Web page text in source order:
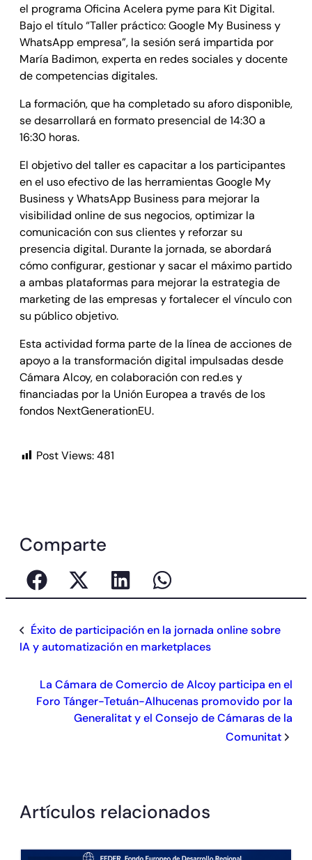
el programa Oficina Acelera pyme para Kit Digital.
Bajo el título “Taller práctico: Google My Business y
WhatsApp empresa”, la sesión será impartida por
María Badimon, experta en redes sociales y docente
de competencias digitales.
La formación, que ha completado su aforo disponible,
se desarrollará en formato presencial de 14:30 a
16:30 horas.
El objetivo del taller es capacitar a los participantes
en el uso efectivo de las herramientas Google My
Business y WhatsApp Business para mejorar la
visibilidad online de sus negocios, optimizar la
comunicación con sus clientes y reforzar su
presencia digital. Durante la jornada, se abordará
cómo configurar, gestionar y sacar el máximo partido
a ambas plataformas para mejorar la estrategia de
marketing de las empresas y fortalecer el vínculo con
su público objetivo.
Esta actividad forma parte de la línea de acciones de
apoyo a la transformación digital impulsadas desde
Cámara Alcoy, en colaboración con red.es y
financiadas por la Unión Europea a través de los
fondos NextGenerationEU.
Post Views:481
Comparte
Éxito de participación en la jornada online sobre
IA y automatización en marketplaces
La Cámara de Comercio de Alcoy participa en el
Foro Tánger-Tetuán-Alhucenas promovido por la
Generalitat y el Consejo de Cámaras de la
Comunitat
Artículos relacionados